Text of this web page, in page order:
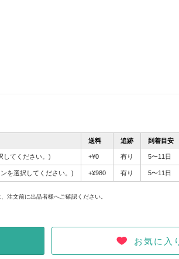
送料 追跡 到着目安
してください。) +¥0 有り 5〜11日
を選択してください。) +¥980 有り 5〜11日
注文前に出品者様へご確認ください。
お気に入